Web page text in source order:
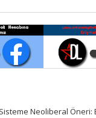
Neoliberal Öneri: